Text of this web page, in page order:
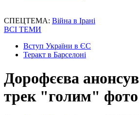
СПЕЦТЕМА: Війна в Ірані
ВСІ ТЕМИ
Вступ України в ЄС
Теракт в Барселоні
Дорофєєва
трек "голим" фото